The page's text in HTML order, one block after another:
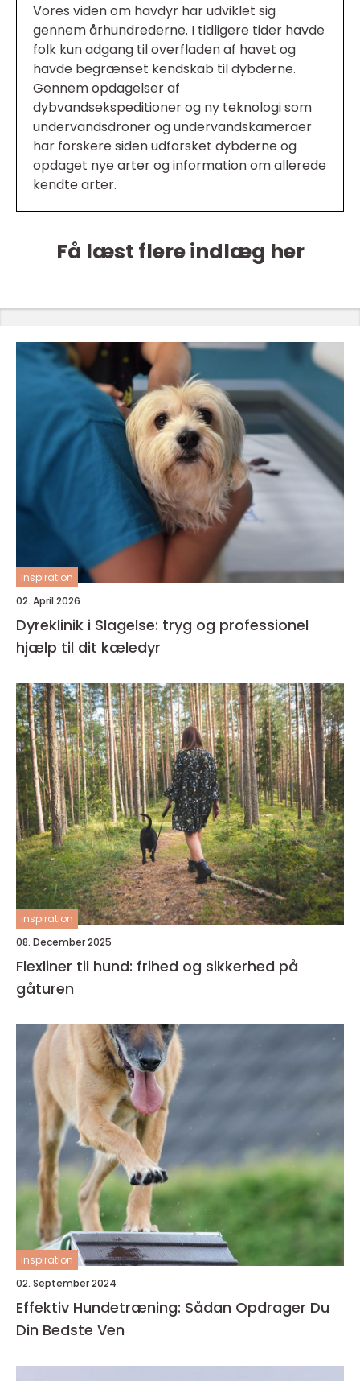
Vores viden om havdyr har udviklet sig
gennem århundrederne. I tidligere tider havde
folk kun adgang til overfladen af havet og
havde begrænset kendskab til dybderne.
Gennem opdagelser af
dybvandsekspeditioner og ny teknologi som
undervandsdroner og undervandskameraer
har forskere siden udforsket dybderne og
opdaget nye arter og information om allerede
kendte arter.
Få læst flere indlæg her
inspiration
02. April 2026
Dyreklinik i Slagelse: tryg og professionel
hjælp til dit kæledyr
inspiration
08. December 2025
Flexliner til hund: frihed og sikkerhed på
gåturen
inspiration
02. September 2024
Effektiv Hundetræning: Sådan Opdrager Du
Din Bedste Ven